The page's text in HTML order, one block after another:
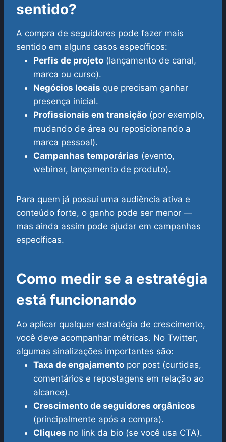
sentido?
A compra de seguidores pode fazer mais
sentido em alguns casos específicos:
Perfis de projeto (lançamento de canal,
marca ou curso).
Negócios locais que precisam ganhar
presença inicial.
Profissionais em transição (por exemplo,
mudando de área ou reposicionando a
marca pessoal).
Campanhas temporárias (evento,
webinar, lançamento de produto).
Para quem já possui uma audiência ativa e
conteúdo forte, o ganho pode ser menor —
mas ainda assim pode ajudar em campanhas
específicas.
Como medir se a estratégia
está funcionando
Ao aplicar qualquer estratégia de crescimento,
você deve acompanhar métricas. No Twitter,
algumas sinalizações importantes são:
Taxa de engajamento por post (curtidas,
comentários e repostagens em relação ao
alcance).
Crescimento de seguidores orgânicos
(principalmente após a compra).
Cliques no link da bio (se você usa CTA).